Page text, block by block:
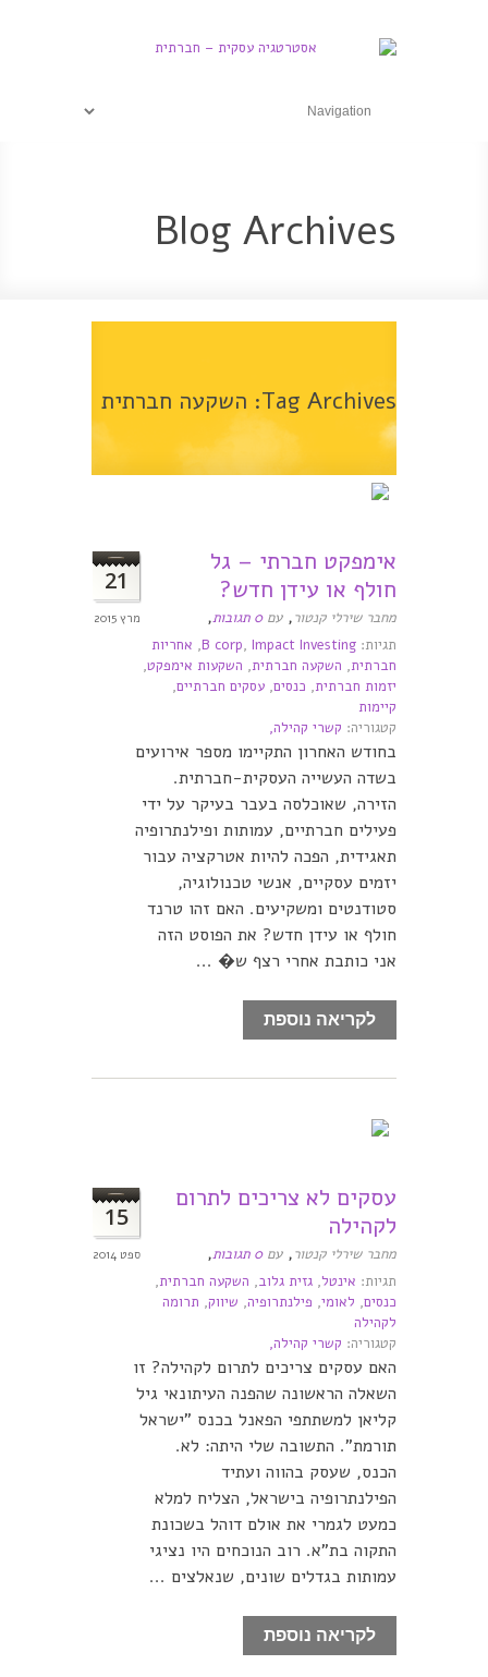
Blog Archives
Tag Archives: השקעה חברתית
21
מרץ 2015
אימפקט חברתי – גל
חולף או עידן חדש?
מחבר שירלי קנטור,עם0 תגובות ,
קטגוריה: קשרי קהילה,
תגיות: B corp, Impact Investing
, אחריות
חברתית, השקעה חברתית, השקעות אימפקט,
יזמות חברתית, כנסים, עסקים חברתיים,
קיימות
בחודש האחרון התקיימו מספר אירועים
בשדה העשייה העסקית-חברתית.
הזירה, שאוכלסה בעבר בעיקר על ידי
פעילים חברתיים, עמותות ופילנתרופיה
תאגידית, הפכה להיות אטרקציה עבור
יזמים עסקיים, אנשי טכנולוגיה,
סטודנטים ומשקיעים. האם זהו טרנד
חולף או עידן חדש? את הפוסט הזה
אני כותבת אחרי רצף ש� ...
לקריאה נוספת
15
ספט 2014
עסקים לא צריכים לתרום
לקהילה
מחבר שירלי קנטור,עם0 תגובות ,
קטגוריה: קשרי קהילה,
תגיות: אינטל, גזית גלוב, השקעה חברתית,
כנסים, לאומי, פילנתרופיה, שיווק, תרומה
לקהילה
האם עסקים צריכים לתרום לקהילה? זו
השאלה הראשונה שהפנה העיתונאי גיל
קליאן למשתתפי הפאנל בכנס "ישראל
תורמת". התשובה שלי היתה: לא.
הכנס, שעסק בהווה ועתיד
הפילנתרופיה בישראל, הצליח למלא
כמעט לגמרי את אולם דוהל בשכונת
התקוה בת"א. רוב הנוכחים היו נציגי
עמותות בגדלים שונים, שנאלצים ...
לקריאה נוספת